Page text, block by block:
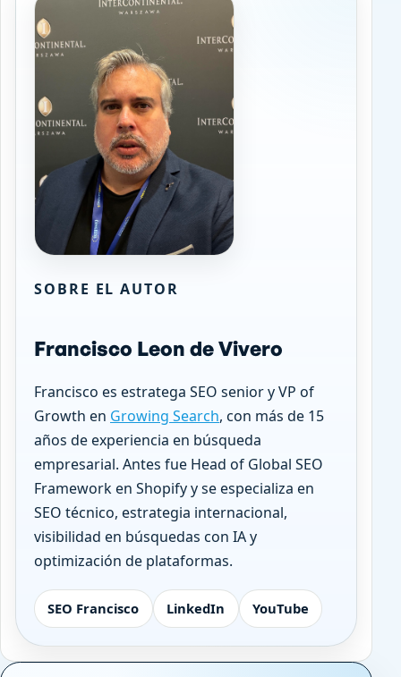
SOBRE EL AUTOR
Francisco Leon de Vivero
Francisco es estratega SEO senior y VP of
Growth en Growing Search, con más de 15
años de experiencia en búsqueda
empresarial. Antes fue Head of Global SEO
Framework en Shopify y se especializa en
SEO técnico, estrategia internacional,
visibilidad en búsquedas con IA y
optimización de plataformas.
SEO Francisco LinkedIn YouTube